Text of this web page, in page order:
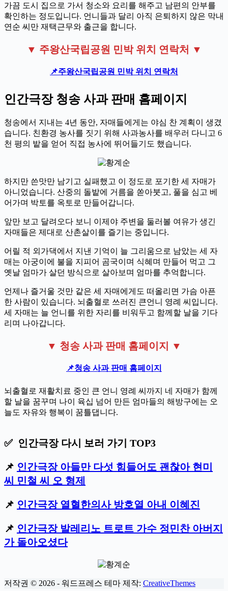
가끔 도시 집으로 가서 청소와 요리를 해주고 남편의 안부를
확인하는 정도입니다. 언니들과 달리 아직 은퇴하지 않은 막내
연순 씨만 재택근무와 출근을 합니다.
▼ 주왕산국립공원 민박 위치 연락처 ▼
📌주왕산국립공원 민박 위치 연락처
인간극장 청송 사과 판매 홈페이지
청송에서 지내는 4년 동안, 자매들에게는 야심 찬 계획이 생겼
습니다. 친환경 농사를 짓기 위해 사과농사를 배우러 다니고 6
천 평의 밭을 얻어 직접 농사에 뛰어들기도 했습니다.
하지만 쓴맛만 남기고 실패했고 이 정도로 포기한 세 자매가
아니었습니다. 산중의 돌밭에 거름을 쏟아붓고, 풀을 심고 베
어가며 박토를 옥토로 만들어갑니다.
앞만 보고 달려오다 보니 이제야 주변을 둘러볼 여유가 생긴
자매들은 제대로 산촌살이를 즐기는 중입니다.
어릴 적 외가댁에서 지낸 기억이 늘 그리움으로 남았는 세 자
매는 아궁이에 불을 지피어 곰국이며 식혜며 만들어 먹고 그
옛날 엄마가 살던 방식으로 살아보며 엄마를 추억합니다.
언제나 즐거울 것만 같은 세 자매에게도 떠올리면 가슴 아픈
한 사람이 있습니다. 뇌출혈로 쓰러진 큰언니 영례 씨입니다.
세 자매는 늘 언니를 위한 자리를 비워두고 함께할 날을 기다
리며 나아갑니다.
▼ 청송 사과 판매 홈페이지 ▼
📌청송 사과 판매 홈페이지
뇌출혈로 재활치료 중인 큰 언니 영례 씨까지 네 자매가 함께
할 날을 꿈꾸며 나이 육십 넘어 만든 엄마들의 해방구에는 오
늘도 자유와 행복이 꿈틀댑니다.
✅ 인간극장 다시 보러 가기 TOP3
📌 인간극장 아들만 다섯 힘들어도 괜찮아 현미
씨 민철 씨 오 형제
📌 인간극장 열혈한의사 방호열 아내 이혜진
📌 인간극장 발레리노 트로트 가수 정민찬 아버지
가 돌아오셨다
저작권 © 2026 - 워드프레스 테마 제작: CreativeThemes